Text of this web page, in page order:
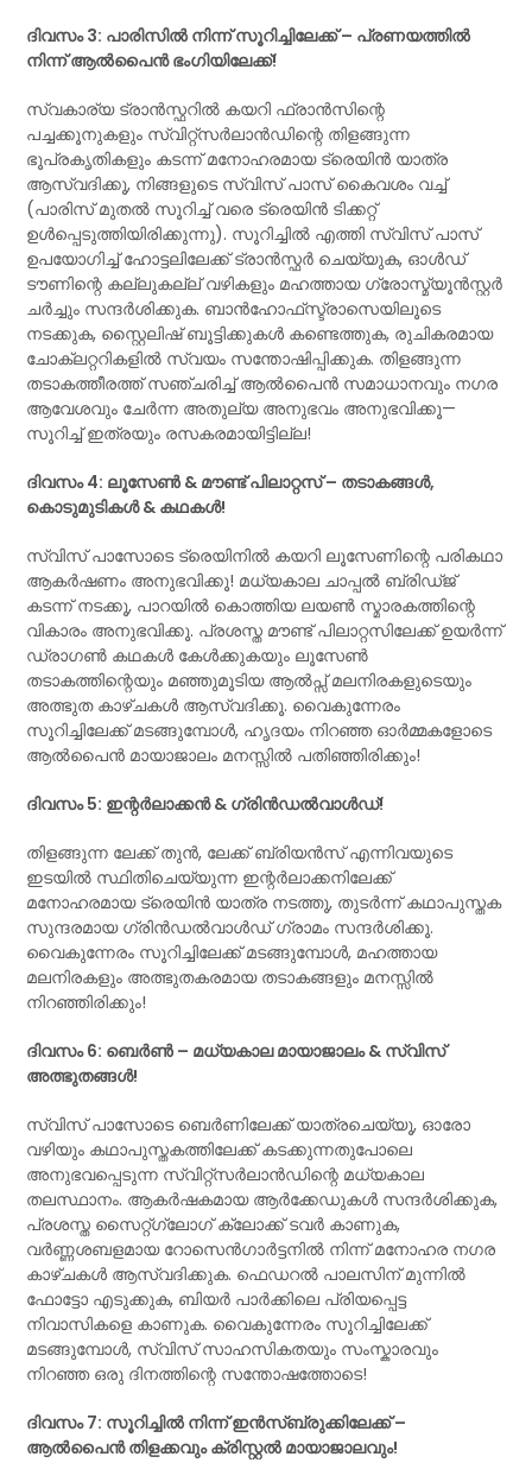
ദിവസം 3: പാരിസിൽ നിന്ന് സൂറിച്ചിലേക്ക് – പ്രണയത്തിൽ
നിന്ന് ആൽപൈൻ ഭംഗിയിലേക്ക്!
സ്വകാര്യ ട്രാൻസ്ഫറിൽ കയറി ഫ്രാൻസിന്റെ
പച്ചക്കൂനുകളും സ്വിറ്റ്സർലാൻഡിന്റെ തിളങ്ങുന്ന
ഭൂപ്രകൃതികളും കടന്ന് മനോഹരമായ ട്രെയിൻ യാത്ര
ആസ്വദിക്കൂ, നിങ്ങളുടെ സ്വിസ് പാസ് കൈവശം വച്ച്
(പാരിസ് മുതൽ സൂറിച്ച് വരെ ട്രെയിൻ ടിക്കറ്റ്
ഉൾപ്പെടുത്തിയിരിക്കുന്നു). സൂറിച്ചിൽ എത്തി സ്വിസ് പാസ്
ഉപയോഗിച്ച് ഹോട്ടലിലേക്ക് ട്രാൻസ്ഫർ ചെയ്യുക, ഓൾഡ്
ടൗണിന്റെ കല്ലുകല്ല് വഴികളും മഹത്തായ ഗ്രോസ്മ്യൂൻസ്റ്റർ
ചർച്ചും സന്ദർശിക്കുക. ബാൻഹോഫ്‌സ്ട്രാസെയിലൂടെ
നടക്കുക, സ്റ്റൈലിഷ് ബൂട്ടിക്കുകൾ കണ്ടെത്തുക, രുചികരമായ
ചോക്ലറ്ററികളിൽ സ്വയം സന്തോഷിപ്പിക്കുക. തിളങ്ങുന്ന
തടാകത്തീരത്ത് സഞ്ചരിച്ച് ആൽപൈൻ സമാധാനവും നഗര
ആവേശവും ചേർന്ന അതുല്യ അനുഭവം അനുഭവിക്കൂ—
സൂറിച്ച് ഇത്രയും രസകരമായിട്ടില്ല!
ദിവസം 4: ലൂസേൺ & മൗണ്ട് പിലാറ്റസ് – തടാകങ്ങൾ,
കൊടുമുടികൾ & കഥകൾ!
സ്വിസ് പാസോടെ ട്രെയിനിൽ കയറി ലൂസേണിന്റെ പരികഥാ
ആകർഷണം അനുഭവിക്കൂ! മധ്യകാല ചാപ്പൽ ബ്രിഡ്ജ്
കടന്ന് നടക്കൂ, പാറയിൽ കൊത്തിയ ലയൺ സ്മാരകത്തിന്റെ
വികാരം അനുഭവിക്കൂ. പ്രശസ്ത മൗണ്ട് പിലാറ്റസിലേക്ക് ഉയർന്ന്
ഡ്രാഗൺ കഥകൾ കേൾക്കുകയും ലൂസേൺ
തടാകത്തിന്റെയും മഞ്ഞുമൂടിയ ആൽപ്സ് മലനിരകളുടെയും
അത്ഭുത കാഴ്ചകൾ ആസ്വദിക്കൂ. വൈകുന്നേരം
സൂറിച്ചിലേക്ക് മടങ്ങുമ്പോൾ, ഹൃദയം നിറഞ്ഞ ഓർമ്മകളോടെ
ആൽപൈൻ മായാജാലം മനസ്സിൽ പതിഞ്ഞിരിക്കും!
ദിവസം 5: ഇന്റർലാക്കൻ & ഗ്രിൻഡൽവാൾഡ്!
തിളങ്ങുന്ന ലേക്ക് തുൻ, ലേക്ക് ബ്രിയൻസ് എന്നിവയുടെ
ഇടയിൽ സ്ഥിതിചെയ്യുന്ന ഇന്റർലാക്കനിലേക്ക്
മനോഹരമായ ട്രെയിൻ യാത്ര നടത്തൂ, തുടർന്ന് കഥാപുസ്തക
സുന്ദരമായ ഗ്രിൻഡൽവാൾഡ് ഗ്രാമം സന്ദർശിക്കൂ.
വൈകുന്നേരം സൂറിച്ചിലേക്ക് മടങ്ങുമ്പോൾ, മഹത്തായ
മലനിരകളും അത്ഭുതകരമായ തടാകങ്ങളും മനസ്സിൽ
നിറഞ്ഞിരിക്കും!
ദിവസം 6: ബെർൺ – മധ്യകാല മായാജാലം & സ്വിസ്
അത്ഭുതങ്ങൾ!
സ്വിസ് പാസോടെ ബെർണിലേക്ക് യാത്രചെയ്യൂ, ഓരോ
വഴിയും കഥാപുസ്തകത്തിലേക്ക് കടക്കുന്നതുപോലെ
അനുഭവപ്പെടുന്ന സ്വിറ്റ്സർലാൻഡിന്റെ മധ്യകാല
തലസ്ഥാനം. ആകർഷകമായ ആർക്കേഡുകൾ സന്ദർശിക്കുക,
പ്രശസ്ത സൈറ്റ്‌ഗ്ലോഗ് ക്ലോക്ക് ടവർ കാണുക,
വർണ്ണശബളമായ റോസെൻഗാർട്ടനിൽ നിന്ന് മനോഹര നഗര
കാഴ്ചകൾ ആസ്വദിക്കുക. ഫെഡറൽ പാലസിന് മുന്നിൽ
ഫോട്ടോ എടുക്കുക, ബിയർ പാർക്കിലെ പ്രിയപ്പെട്ട
നിവാസികളെ കാണുക. വൈകുന്നേരം സൂറിച്ചിലേക്ക്
മടങ്ങുമ്പോൾ, സ്വിസ് സാഹസികതയും സംസ്കാരവും
നിറഞ്ഞ ഒരു ദിനത്തിന്റെ സന്തോഷത്തോടെ!
ദിവസം 7: സൂറിച്ചിൽ നിന്ന് ഇൻസ്‌ബ്രുക്കിലേക്ക് –
ആൽപൈൻ തിളക്കവും ക്രിസ്റ്റൽ മായാജാലവും!